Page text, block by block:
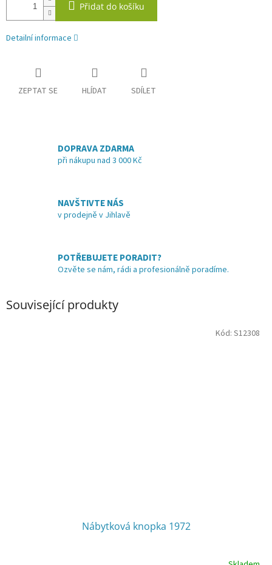
Přidat do košíku
Detailní informace
ZEPTAT SE HLÍDAT SDÍLET
DOPRAVA ZDARMA
při nákupu nad 3 000 Kč
NAVŠTIVTE NÁS
v prodejně v Jihlavě
POTŘEBUJETE PORADIT?
Ozvěte se nám, rádi a profesionálně poradíme.
Související produkty
Nábytková knopka 1972
Kód: S12308